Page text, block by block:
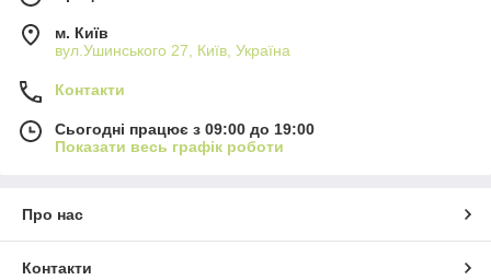
м. Київ
вул.Ушинського 27, Київ, Україна
Контакти
Сьогодні працює з 09:00 до 19:00
Показати весь графік роботи
Про нас
Контакти